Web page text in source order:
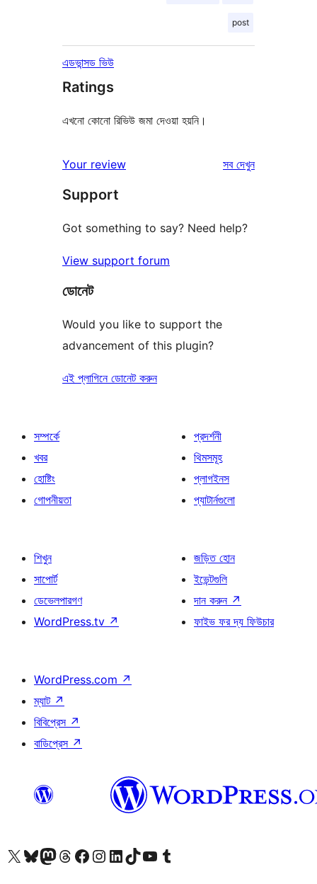
post
এডভান্সড ভিউ
Ratings
এখনো কোনো রিভিউ জমা দেওয়া হয়নি।
Your review সবরিভিউ
দেখুন
Support
Got something to say? Need help?
View support forum
ডোনেট
Would you like to support the
advancement of this plugin?
এই প্লাগিনে ডোনেট করুন
সম্পর্কে
খবর
হোষ্টিং
গোপনীয়তা
প্রদর্শনী
থিমসমূহ
প্লাগইনস
প্যাটার্নগুলো
শিখুন
সাপোর্ট
ডেভেলপারগণ
WordPress.tv ↗
জড়িত হোন
ইভেন্টগুলি
দান করুন ↗
ফাইভ ফর দ্য ফিউচার
WordPress.com ↗
ম্যাট ↗
বিবিপ্রেস ↗
বাডিপ্রেস ↗
আমাদের X (আগের টুইটার) অ্যাকাউন্টে যানআমাদের Bluesky অ্যাকাউন্টটি দেখুনআমাদের মাস্টোডন অ্যাকাউন্টটি দেখুনআমাদের থ্রেডস অ্যাকাউন্টটি দেখুনআমাদের ফেসবুক পেজ দেখুনআমাদের ইন্সটাগ্রাম অ্যাকাউন্ট দেখুনআমাদের লিঙ্কডইন অ্যাকাউন্টে যানআমাদের TikTok অ্যাকাউন্টটি দেখুনআমাদের ইউটিউব চ্যানেলে যান আমাদের টাম্বলার অ্যাকাউন্ট দেখুন